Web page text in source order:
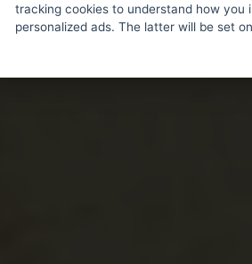
tracking cookies to understand how
personalized ads. The latter will be set